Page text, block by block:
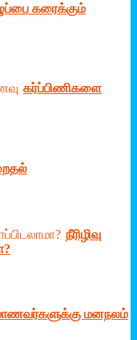
கரைக்கும்
கர்ப்பிணிகளை
நீரிழிவு
மனநலம்